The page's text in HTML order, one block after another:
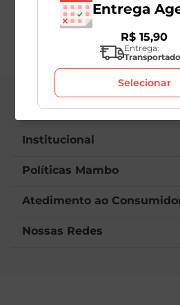
Central de Atendimento
Institucional
Políticas Mambo
Atedimento ao
Nossas Redes
Entrega
R$ 15,90
Entrega:
Selecionar